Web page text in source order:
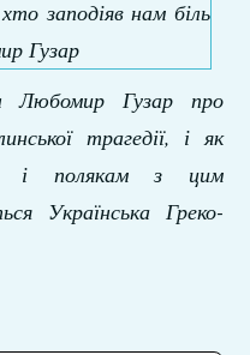
Любомир Гузар про
трагедії, і як
і полякам з цим
Українська Греко-